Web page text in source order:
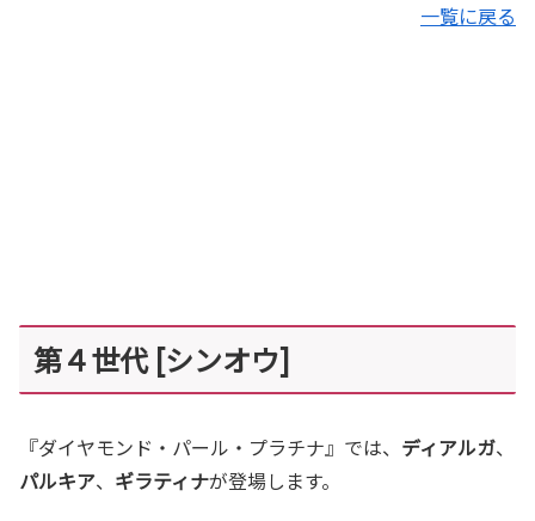
一覧に戻る
第４世代 [シンオウ]
『ダイヤモンド・パール・プラチナ』では、 ディアルガ、
パルキア、 ギラティナが登場します。